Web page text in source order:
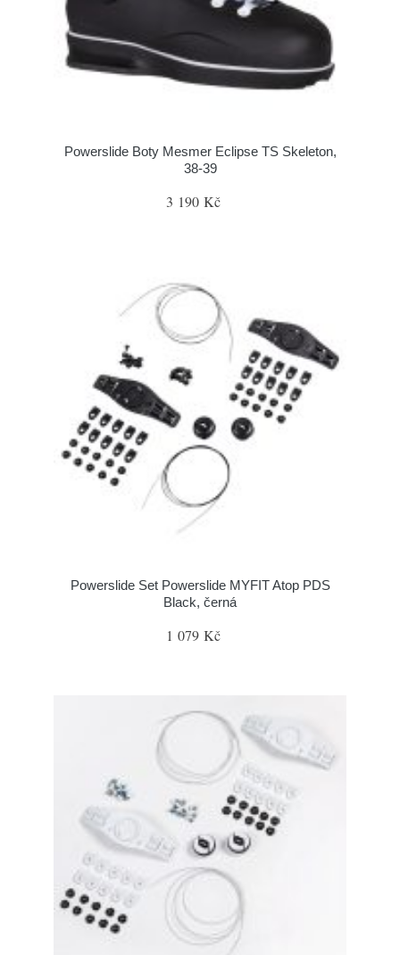
Powerslide Boty Mesmer Eclipse TS Skeleton,
38-39
3 190 Kč
Powerslide Set Powerslide MYFIT Atop PDS
Black, černá
1 079 Kč